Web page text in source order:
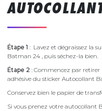
Étape 1 : Lavez et dégraissez la
Batman 24 , puis séchez-la bien.
Étape 2 : Commencez par
adhésive du sticker Autocollant
Conservez bien le papier de
Si vous prenez votre